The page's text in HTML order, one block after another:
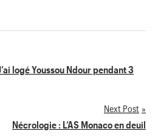
logé Youssou Ndour pendant 3
Next Post
Nécrologie : L’AS Monaco en deuil